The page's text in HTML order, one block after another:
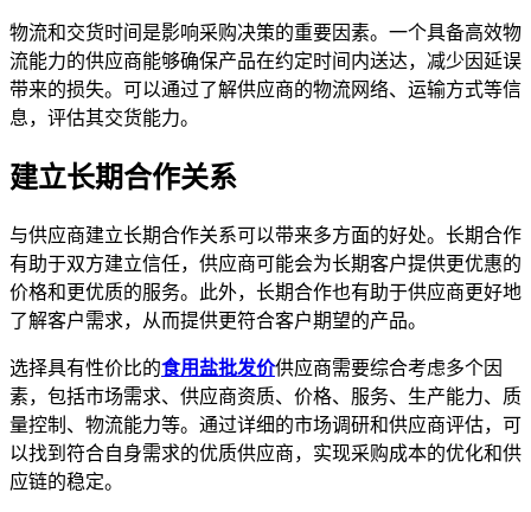
物流和交货时间是影响采购决策的重要因素。一个具备高效物
流能力的供应商能够确保产品在约定时间内送达，减少因延误
带来的损失。可以通过了解供应商的物流网络、运输方式等信
息，评估其交货能力。
建立长期合作关系
与供应商建立长期合作关系可以带来多方面的好处。长期合作
有助于双方建立信任，供应商可能会为长期客户提供更优惠的
价格和更优质的服务。此外，长期合作也有助于供应商更好地
了解客户需求，从而提供更符合客户期望的产品。
选择具有性价比的食用盐批发价供应商需要综合考虑多个因
素，包括市场需求、供应商资质、价格、服务、生产能力、质
量控制、物流能力等。通过详细的市场调研和供应商评估，可
以找到符合自身需求的优质供应商，实现采购成本的优化和供
应链的稳定。